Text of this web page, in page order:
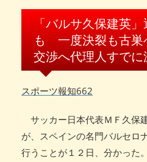
「バルサ久保建英
も 一度決裂も古巣
交渉へ代理人すでに
スポーツ報知662
サッカー日本代表ＭＦ久保
が、スペインの名門バルセロ
行うことが１２日、分かった